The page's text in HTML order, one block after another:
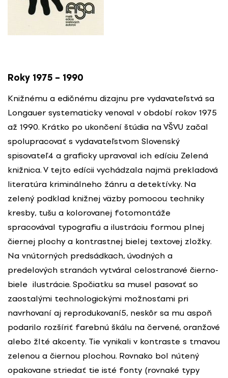
Roky 1975 – 1990
Knižnému a edičnému dizajnu pre vydavateľstvá sa
Longauer systematicky venoval v období rokov 1975
až 1990. Krátko po ukončení štúdia na VŠVU začal
spolupracovať s vydavateľstvom Slovenský
spisovateľ4 a graficky upravoval ich edíciu Zelená
knižnica. V tejto edícii vychádzala najmä prekladová
literatúra kriminálneho žánru a detektívky. Na
zelený podklad knižnej väzby pomocou techniky
kresby, tušu a kolorovanej fotomontáže
spracovával typografiu a ilustráciu formou plnej
čiernej plochy a kontrastnej bielej textovej zložky.
Na vnútorných predsádkach, úvodných a
predelových stranách vytváral celostranové čierno-
biele ilustrácie. Spočiatku sa musel pasovať so
zaostalými technologickými možnosťami pri
navrhovaní aj reprodukovaní5, neskôr sa mu aspoň
podarilo rozšíriť farebnú škálu na červené, oranžové
alebo žlté akcenty. Tie vynikali v kontraste s tmavou
zelenou a čiernou plochou. Rovnako bol nútený
opakovane striedať tie isté fonty (rovnaké typy